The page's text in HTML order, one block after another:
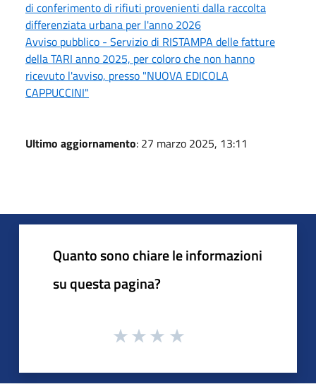
di conferimento di rifiuti provenienti dalla raccolta
differenziata urbana per l'anno 2026
Avviso pubblico - Servizio di RISTAMPA delle fatture
della TARI anno 2025, per coloro che non hanno
ricevuto l'avviso, presso "NUOVA EDICOLA
CAPPUCCINI"
Ultimo aggiornamento: 27 marzo 2025, 13:11
Quanto sono chiare le informazioni
su questa pagina?